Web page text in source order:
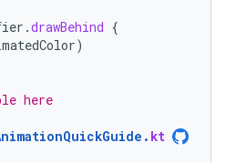
.drawBehind {
)
here
. kt